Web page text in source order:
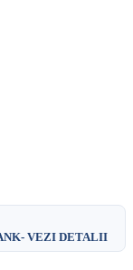
VEZI DETALII